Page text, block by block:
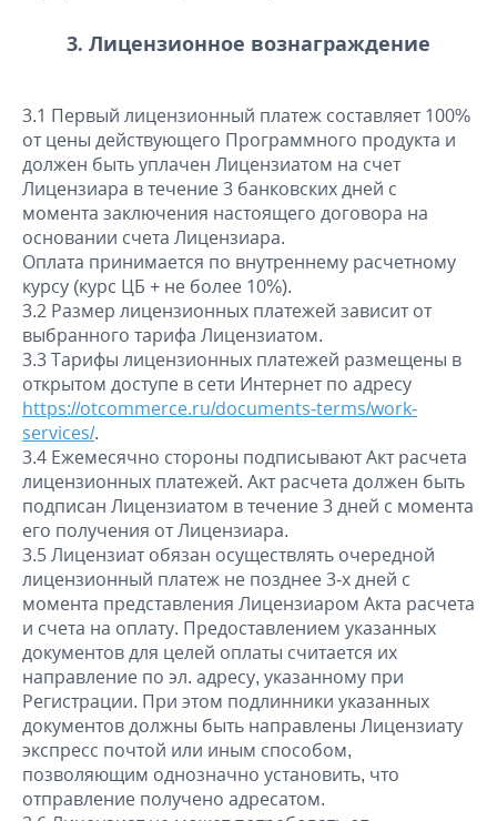
3. Лицензионное вознаграждение
3.1 Первый лицензионный платеж составляет 100%
от цены действующего Программного продукта и
должен быть уплачен Лицензиатом на счет
Лицензиара в течение 3 банковских дней с
момента заключения настоящего договора на
основании счета Лицензиара.
Оплата принимается по внутреннему расчетному
курсу (курс ЦБ + не более 10%).
3.2 Размер лицензионных платежей зависит от
выбранного тарифа Лицензиатом.
3.3 Тарифы лицензионных платежей размещены в
открытом доступе в сети Интернет по адресу
https://otcommerce.ru/documents-terms/work-
services/.
3.4 Ежемесячно стороны подписывают Акт расчета
лицензионных платежей. Акт расчета должен быть
подписан Лицензиатом в течение 3 дней с момента
его получения от Лицензиара.
3.5 Лицензиат обязан осуществлять очередной
лицензионный платеж не позднее 3-х дней с
момента представления Лицензиаром Акта расчета
и счета на оплату. Предоставлением указанных
документов для целей оплаты считается их
направление по эл. адресу, указанному при
Регистрации. При этом подлинники указанных
документов должны быть направлены Лицензиату
экспресс почтой или иным способом,
позволяющим однозначно установить, что
отправление получено адресатом.